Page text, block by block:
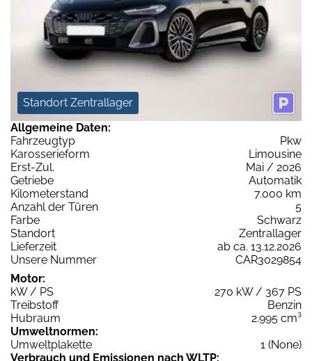
Standort Zentrallager
Allgemeine Daten:
Fahrzeugtyp
Pkw
Karosserieform
Limousine
Erst-Zul.
Mai / 2026
Getriebe
Automatik
Kilometerstand
7.000 km
Anzahl der Türen
5
Farbe
Schwarz
Standort
Zentrallager
Lieferzeit
ab ca. 13.12.2026
Unsere Nummer
CAR3029854
Motor:
kW / PS
270 kW / 367 PS
Treibstoff
Benzin
Hubraum
2.995 cm³
Umweltnormen:
Umweltplakette
1 (None)
Verbrauch und Emissionen nach WLTP: